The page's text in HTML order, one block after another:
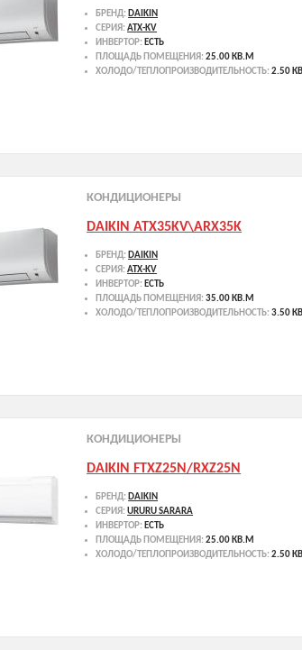
БРЕНД:DAIKIN
СЕРИЯ:ATX-KV
ИНВЕРТОР:ЕСТЬ
ПЛОЩАДЬ ПОМЕЩЕНИЯ:25.00 КВ.М
ХОЛОДО/ТЕПЛОПРОИЗВОДИТЕЛЬНОСТЬ:2.50
КОНДИЦИОНЕРЫ
DAIKIN ATX35KV\ARX35K
БРЕНД:DAIKIN
СЕРИЯ:ATX-KV
ИНВЕРТОР:ЕСТЬ
ПЛОЩАДЬ ПОМЕЩЕНИЯ:35.00 КВ.М
ХОЛОДО/ТЕПЛОПРОИЗВОДИТЕЛЬНОСТЬ:3.50
КОНДИЦИОНЕРЫ
DAIKIN FTXZ25N/RXZ25N
БРЕНД:DAIKIN
СЕРИЯ:URURU SARARA
ИНВЕРТОР:ЕСТЬ
ПЛОЩАДЬ ПОМЕЩЕНИЯ:25.00 КВ.М
ХОЛОДО/ТЕПЛОПРОИЗВОДИТЕЛЬНОСТЬ:2.50